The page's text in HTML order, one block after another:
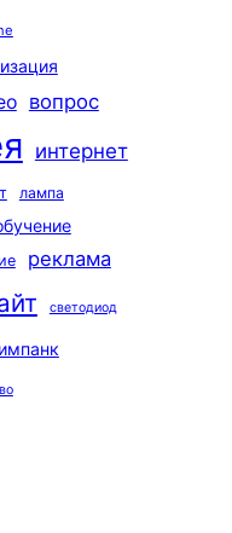
вопрос
интернет
лампа
реклама
светодиод